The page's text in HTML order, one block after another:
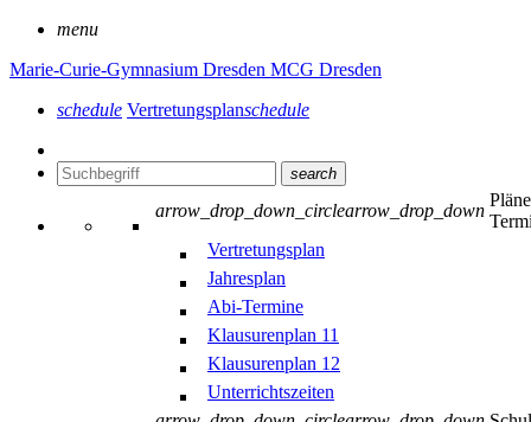
menu
Marie-Curie-Gymnasium Dresden MCG Dresden
schedule Vertretungsplanschedule
search
arrow_drop_down_circlearrow_drop_down
Vertretungsplan
Jahresplan
Abi-Termine
Klausurenplan 11
Klausurenplan 12
Unterrichtszeiten